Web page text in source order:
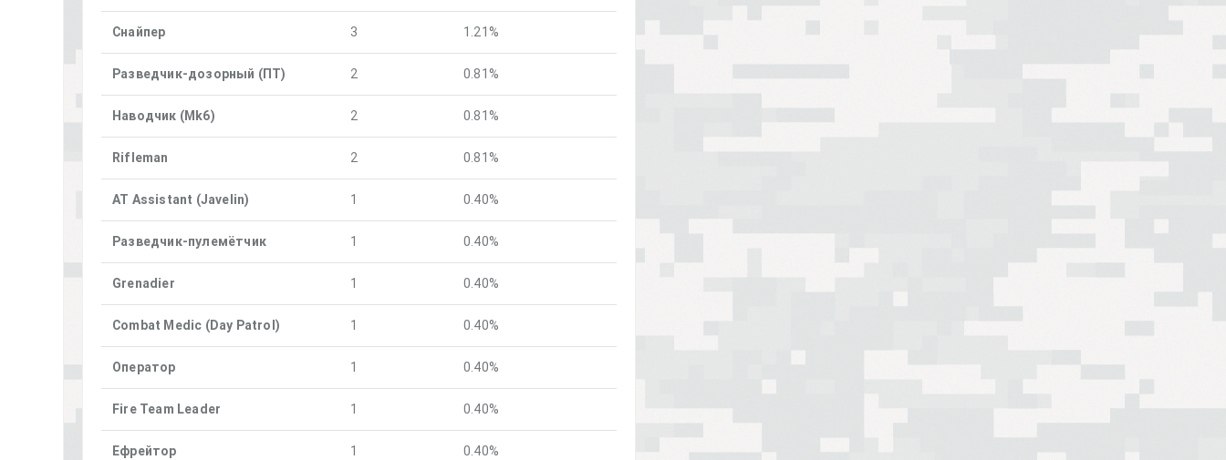
Снайпер 3 1.21%
Разведчик-дозорный (ПТ) 2 0.81%
Наводчик (Mk6) 2 0.81%
Rifleman 2 0.81%
AT Assistant (Javelin) 1 0.40%
Разведчик-пулемётчик 1 0.40%
Grenadier 1 0.40%
Combat Medic (Day Patrol) 1 0.40%
Оператор 1 0.40%
Fire Team Leader 1 0.40%
Ефрейтор 1 0.40%